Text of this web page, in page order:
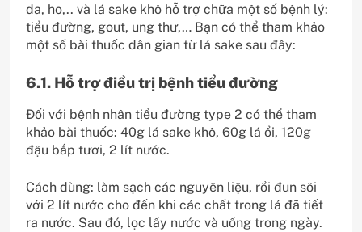
da, ho,.. và lá sake khô hỗ trợ chữa một số bệnh lý:
tiểu đường, gout, ung thư,… Bạn có thể tham khảo
một số bài thuốc dân gian từ lá sake sau đây:
6.1. Hỗ trợ điều trị bệnh tiểu đường
Đối với bệnh nhân tiểu đường type 2 có thể tham
khảo bài thuốc: 40g lá sake khô, 60g lá ổi, 120g
đậu bắp tươi, 2 lít nước.
Cách dùng: làm sạch các nguyên liệu, rồi đun sôi
với 2 lít nước cho đến khi các chất trong lá đã tiết
ra nước. Sau đó, lọc lấy nước và uống trong ngày.